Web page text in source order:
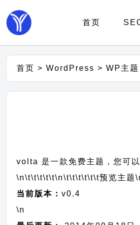
首页
首页 >WordPress >WP主题
volta 是一款免费主题，您可
\n\t\t\t\t\t\n\t\t\t\t\t\t预览主题
当前版本：v0.4
\n